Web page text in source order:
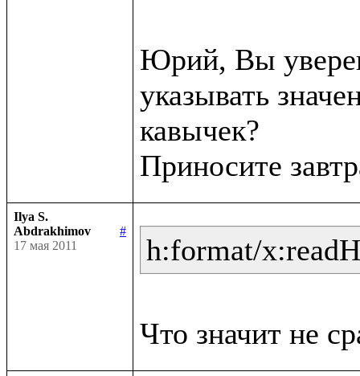
Юрий, Вы
указывать
кавычек?
Ilya S.
Abdrakhimov
#
17 мая 2011
h:format/